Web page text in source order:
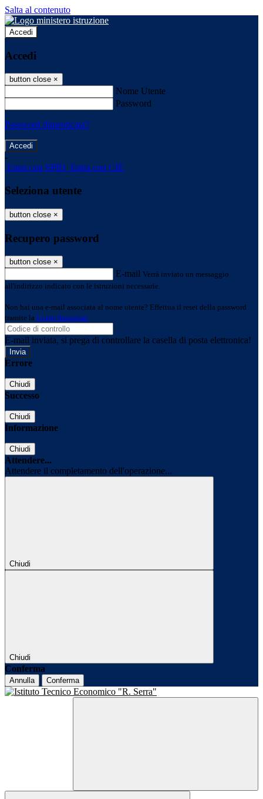
Salta al contenuto
Accedi
Accedi
button close ×
Nome Utente
Password
Password dimenticata?
-
Entra con SPID Entra con CIE
Seleziona utente
button close ×
Recupero password
button close ×
E-mail Verrà inviato un messaggio
all'indirizzo indicato con le istruzioni necessarie.
Non hai una e-mail associata al nome utente? Effettua il reset della password
tramite la Login Spaggiari
E-mail inviata, si prega di controllare la casella di posta elettronica!
Errore
Chiudi
Successo
Chiudi
Informazione
Chiudi
Attendere...
Attendere il completamento dell'operazione...
Chiudi
Chiudi
Conferma
Annulla Conferma